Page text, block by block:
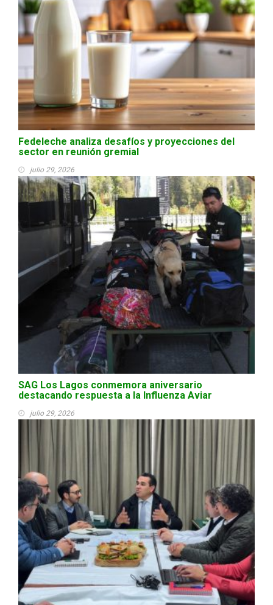
Fedeleche analiza desafíos y proyecciones del
sector en reunión gremial
julio 29, 2026
SAG Los Lagos conmemora aniversario
destacando respuesta a la Influenza Aviar
julio 29, 2026